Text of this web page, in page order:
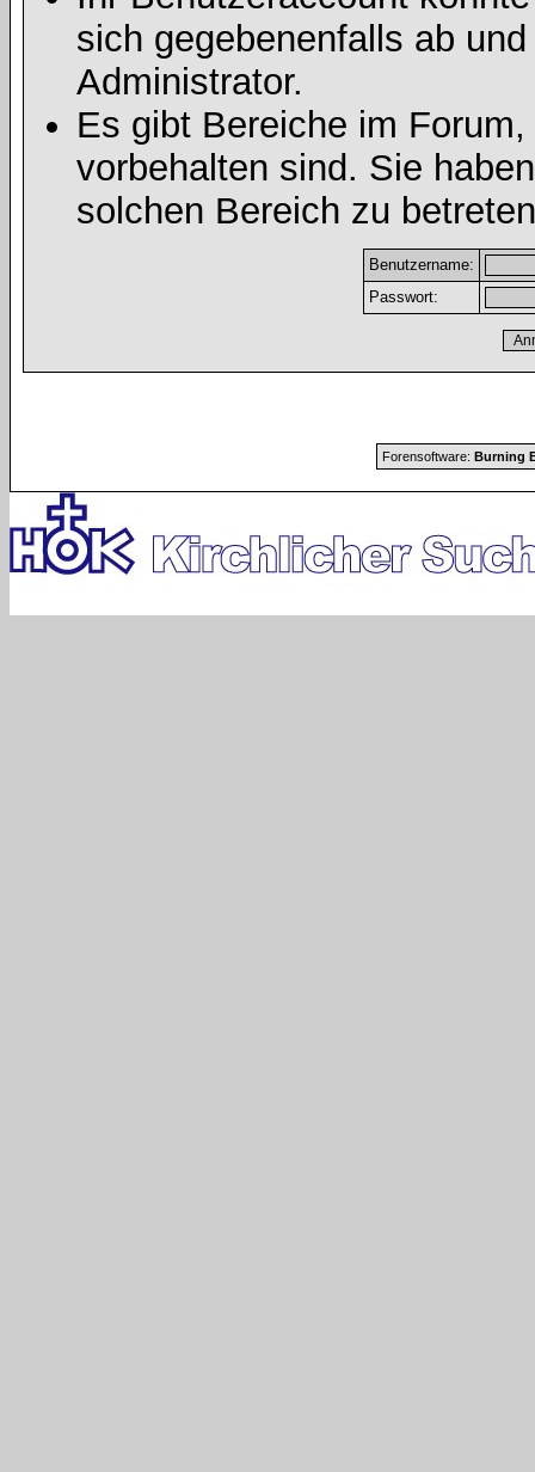
sich gegebenenfalls ab
Administrator.
Es gibt Bereiche im
vorbehalten sind. Sie
solchen Bereich zu
Benutzername:
Passwort:
Forensoftware: Burning